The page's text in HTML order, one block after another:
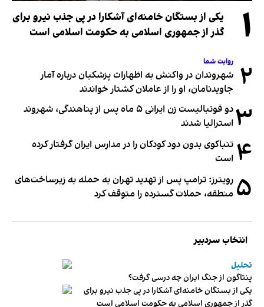
۱
یکی از بستگان خامنه‌ای آشکارا در پی جذب نیرو برای
گذر از جمهوری اسلامی به حکومت اسلامی است
۲ روایت شما
شهروندان در واکنش به اظهارات پزشکیان درباره آمار
جاویدنامان، او را از عاملان کشتار خواندند
۳
دو فوتبالیست زن ایرانی ۵ ماه پس از پناهندگی، شهروند
استرالیا شدند
۴ تنباکوی بدون دود کودکان را در مدارس ایران گرفتار کرده
است
۵ رویترز: ترامپ پس از تهدید تهران به حمله به زیرساخت‌های
منطقه، حملات گسترده را متوقف کرد
انتخاب سردبیر
تحلیل
پنتاگون از جنگ ایران چه درسی گرفت؟
یکی از بستگان خامنه‌ای آشکارا در پی جذب نیرو برای
گذر از جمهوری اسلامی به حکومت اسلامی است